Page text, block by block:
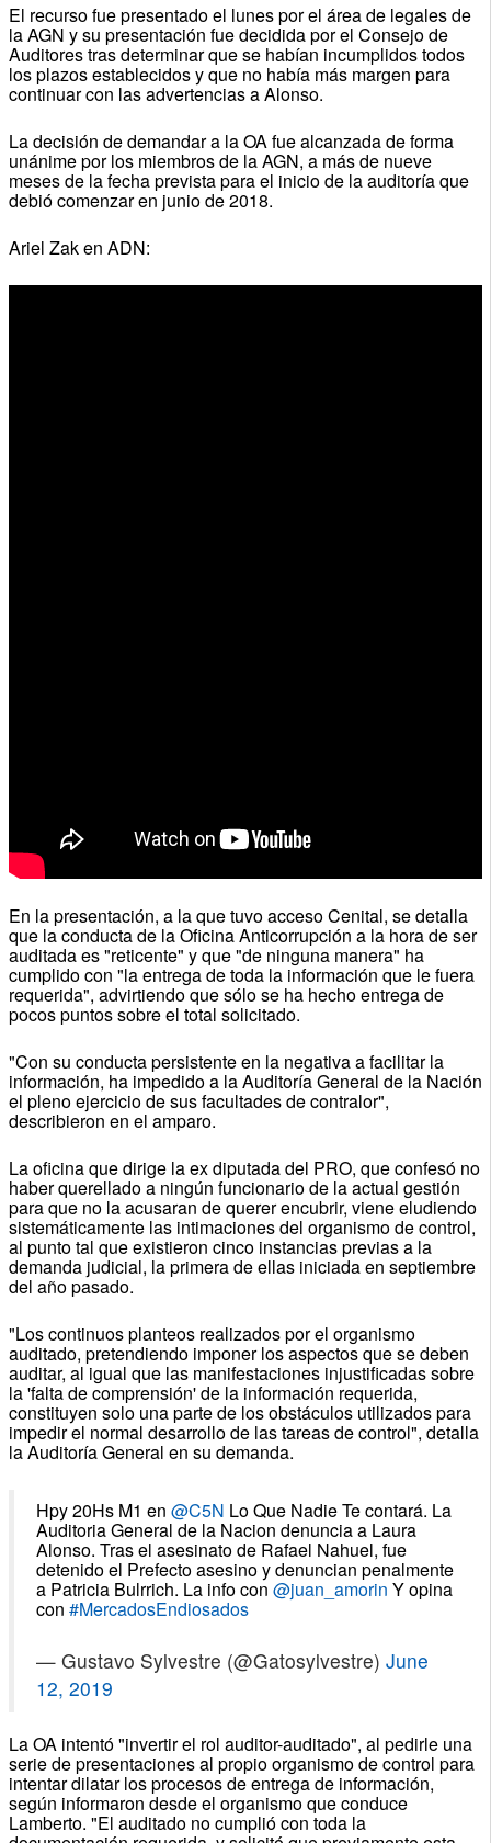
El recurso fue presentado el lunes por el área de legales de
la AGN y su presentación fue decidida por el Consejo de
Auditores tras determinar que se habían incumplidos todos
los plazos establecidos y que no había más margen para
continuar con las advertencias a Alonso.
La decisión de demandar a la OA fue alcanzada de forma
unánime por los miembros de la AGN, a más de nueve
meses de la fecha prevista para el inicio de la auditoría que
debió comenzar en junio de 2018.
Ariel Zak en ADN:
En la presentación, a la que tuvo acceso Cenital, se detalla
que la conducta de la Oficina Anticorrupción a la hora de ser
auditada es "reticente" y que "de ninguna manera" ha
cumplido con "la entrega de toda la información que le fuera
requerida", advirtiendo que sólo se ha hecho entrega de
pocos puntos sobre el total solicitado.
"Con su conducta persistente en la negativa a facilitar la
información, ha impedido a la Auditoría General de la Nación
el pleno ejercicio de sus facultades de contralor",
describieron en el amparo.
La oficina que dirige la ex diputada del PRO, que confesó no
haber querellado a ningún funcionario de la actual gestión
para que no la acusaran de querer encubrir, viene eludiendo
sistemáticamente las intimaciones del organismo de control,
al punto tal que existieron cinco instancias previas a la
demanda judicial, la primera de ellas iniciada en septiembre
del año pasado.
"Los continuos planteos realizados por el organismo
auditado, pretendiendo imponer los aspectos que se deben
auditar, al igual que las manifestaciones injustificadas sobre
la 'falta de comprensión' de la información requerida,
constituyen solo una parte de los obstáculos utilizados para
impedir el normal desarrollo de las tareas de control", detalla
la Auditoría General en su demanda.
Hpy 20Hs M1 en @C5N Lo Que Nadie Te contará. La
Auditoria General de la Nacion denuncia a Laura
Alonso. Tras el asesinato de Rafael Nahuel, fue
detenido el Prefecto asesino y denuncian penalmente
a Patricia Bulrrich. La info con @juan_amorin Y opina
con #MercadosEndiosados
— Gustavo Sylvestre (@Gatosylvestre) June
12, 2019
La OA intentó "invertir el rol auditor-auditado", al pedirle una
serie de presentaciones al propio organismo de control para
intentar dilatar los procesos de entrega de información,
según informaron desde el organismo que conduce
Lamberto. "El auditado no cumplió con toda la